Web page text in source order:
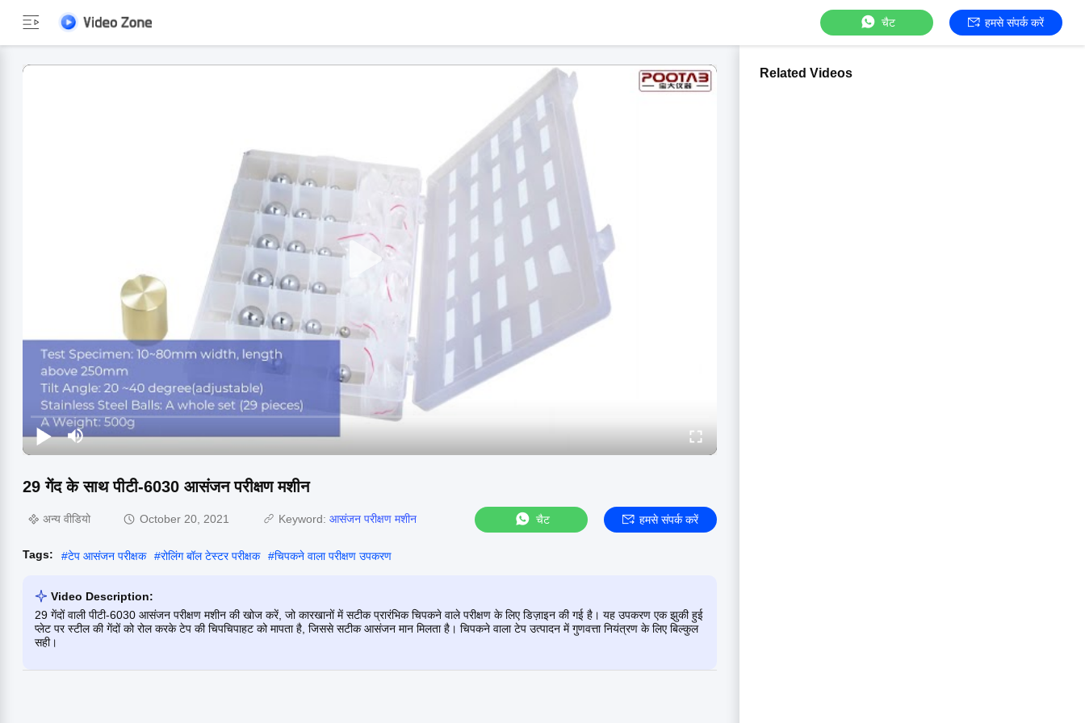
चैट हमसे संपर्क करें
29 गेंद के साथ पीटी-6030 आसंजन परीक्षण मशीन
अन्य वीडियो October 20, 2021 Keyword: आसंजन परीक्षण मशीन चैट हमसे संपर्क करें
Tags: #टेप आसंजन परीक्षक #रोलिंग बॉल टेस्टर परीक्षक #चिपकने वाला परीक्षण उपकरण
Video Description:
29 गेंदों वाली पीटी-6030 आसंजन परीक्षण मशीन की खोज करें, जो कारखानों में सटीक प्रारंभिक चिपकने वाले परीक्षण के लिए डिज़ाइन की गई है। यह उपकरण एक झुकी हुई
प्लेट पर स्टील की गेंदों को रोल करके टेप की चिपचिपाहट को मापता है, जिससे सटीक आसंजन मान मिलता है। चिपकने वाला टेप उत्पादन में गुणवत्ता नियंत्रण के लिए बिल्कुल
सही।
Related Videos